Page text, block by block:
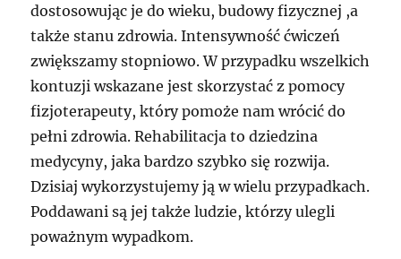
dostosowując je do wieku, budowy fizycznej ,a
także stanu zdrowia. Intensywność ćwiczeń
zwiększamy stopniowo. W przypadku wszelkich
kontuzji wskazane jest skorzystać z pomocy
fizjoterapeuty, który pomoże nam wrócić do
pełni zdrowia. Rehabilitacja to dziedzina
medycyny, jaka bardzo szybko się rozwija.
Dzisiaj wykorzystujemy ją w wielu przypadkach.
Poddawani są jej także ludzie, którzy ulegli
poważnym wypadkom.